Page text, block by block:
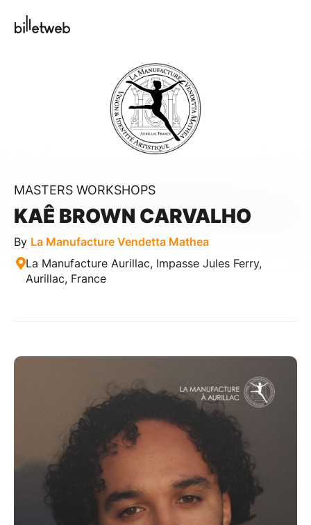
MASTERS WORKSHOPS
KAÊ BROWN CARVALHO
By La Manufacture Vendetta Mathea
La Manufacture Aurillac, Impasse Jules Ferry,
Aurillac, France